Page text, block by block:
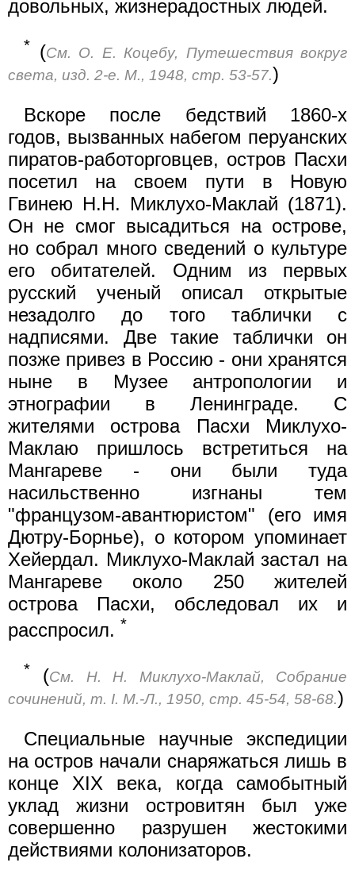
довольных, жизнерадостных людей.
* (См. О. Е. Коцебу, Путешествия вокруг
света, изд. 2-е. М., 1948, стр. 53-57.)
Вскоре после бедствий 1860-х
годов, вызванных набегом перуанских
пиратов-работорговцев, остров Пасхи
посетил на своем пути в Новую
Гвинею Н.Н. Миклухо-Маклай (1871).
Он не смог высадиться на острове,
но собрал много сведений о культуре
его обитателей. Одним из первых
русский ученый описал открытые
незадолго до того таблички с
надписями. Две такие таблички он
позже привез в Россию - они хранятся
ныне в Музее антропологии и
этнографии в Ленинграде. С
жителями острова Пасхи Миклухо-
Маклаю пришлось встретиться на
Мангареве - они были туда
насильственно изгнаны тем
"французом-авантюристом" (его имя
Дютру-Борнье), о котором упоминает
Хейердал. Миклухо-Маклай застал на
Мангареве около 250 жителей
острова Пасхи, обследовал их и
расспросил. *
* (См. Н. Н. Миклухо-Маклай, Собрание
сочинений, т. I. M.-Л., 1950, стр. 45-54, 58-68.)
Специальные научные экспедиции
на остров начали снаряжаться лишь в
конце XIX века, когда самобытный
уклад жизни островитян был уже
совершенно разрушен жестокими
действиями колонизаторов.